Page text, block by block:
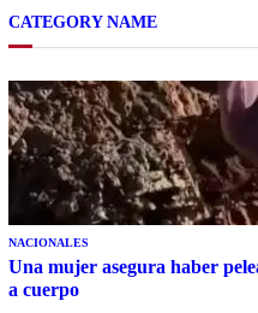
CATEGORY NAME
NACIONALES
Una mujer asegura haber
a cuerpo